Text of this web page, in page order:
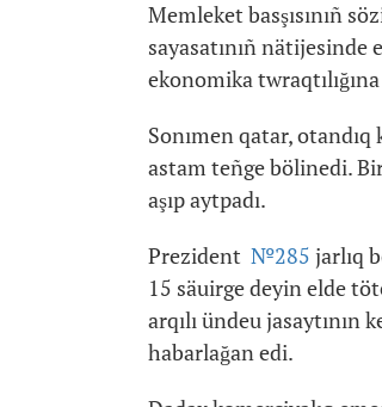
Memleket basşısınıñ
sayasatınıñ nätijesinde
ekonomika
Sonımen qatar,
astam teñge bölinedi.
aşıp aytpadı.
Prezident №285 jarlıq
15 säuirge deyin elde
arqılı ündeu jasaytının
habarlağan edi.